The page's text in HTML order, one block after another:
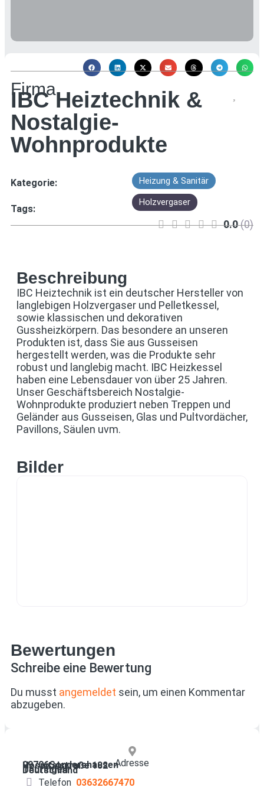
Firma
IBC Heiztechnik &
Nostalgie-
Wohnprodukte
Kategorie: Heizung & Sanitär
Tags:
Holzvergaser
0.0(0)
Beschreibung
IBC Heiztechnik ist ein deutscher Hersteller von
langlebigen Holzvergaser und Pelletkessel,
sowie klassischen und dekorativen
Gussheizkörpern. Das besondere an unseren
Produkten ist, dass Sie aus Gusseisen
hergestellt werden, was die Produkte sehr
robust und langlebig macht. IBC Heizkessel
haben eine Lebensdauer von über 25 Jahren.
Unser Geschäftsbereich Nostalgie-
Wohnprodukte produziert neben Treppen und
Geländer aus Gusseisen, Glas und Pultvordächer,
Pavillons, Säulen uvm.
Bilder
Bewertungen
Schreibe eine Bewertung
Du musst angemeldet sein, um einen Kommentar
abzugeben.
Adresse
Hospitalstraße 182
99706Sondershausen
Deutschland
Thüringen
Telefon 03632667470